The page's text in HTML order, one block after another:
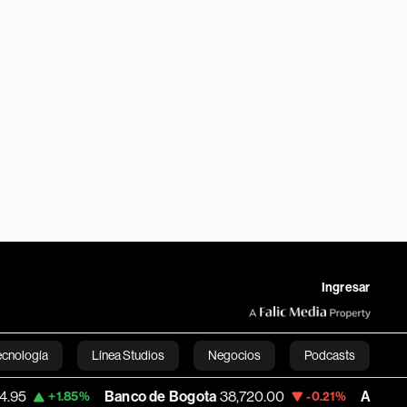
Ingresar
Línea Studios Negocios Podcasts
English
Banco de Bogota 38,720.00 -0.21% Apple 310.94